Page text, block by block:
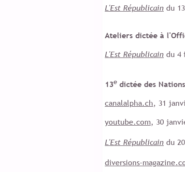
L'Est Républicain du
Ateliers dictée à
L'Est Républicain du 4
13e dictée des Nations
canalalpha.ch, 31
youtube.com, 30
L'Est Républicain du
diversions-